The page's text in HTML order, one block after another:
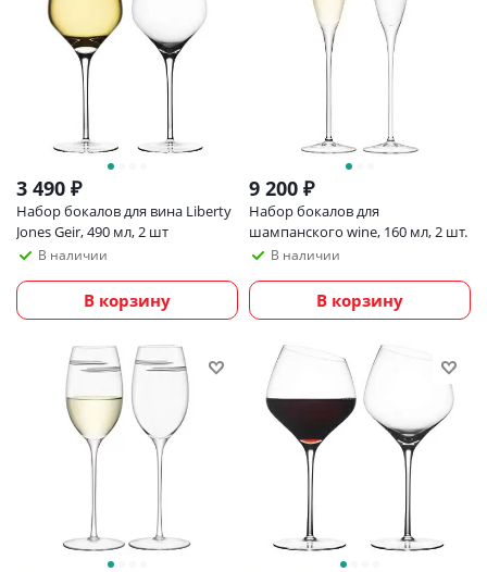
3 490 ₽
Набор бокалов для вина Liberty
Jones Geir, 490 мл, 2 шт
В наличии
В корзину
9 200 ₽
Набор бокалов для
шампанского wine, 160 мл, 2 шт.
В наличии
В корзину